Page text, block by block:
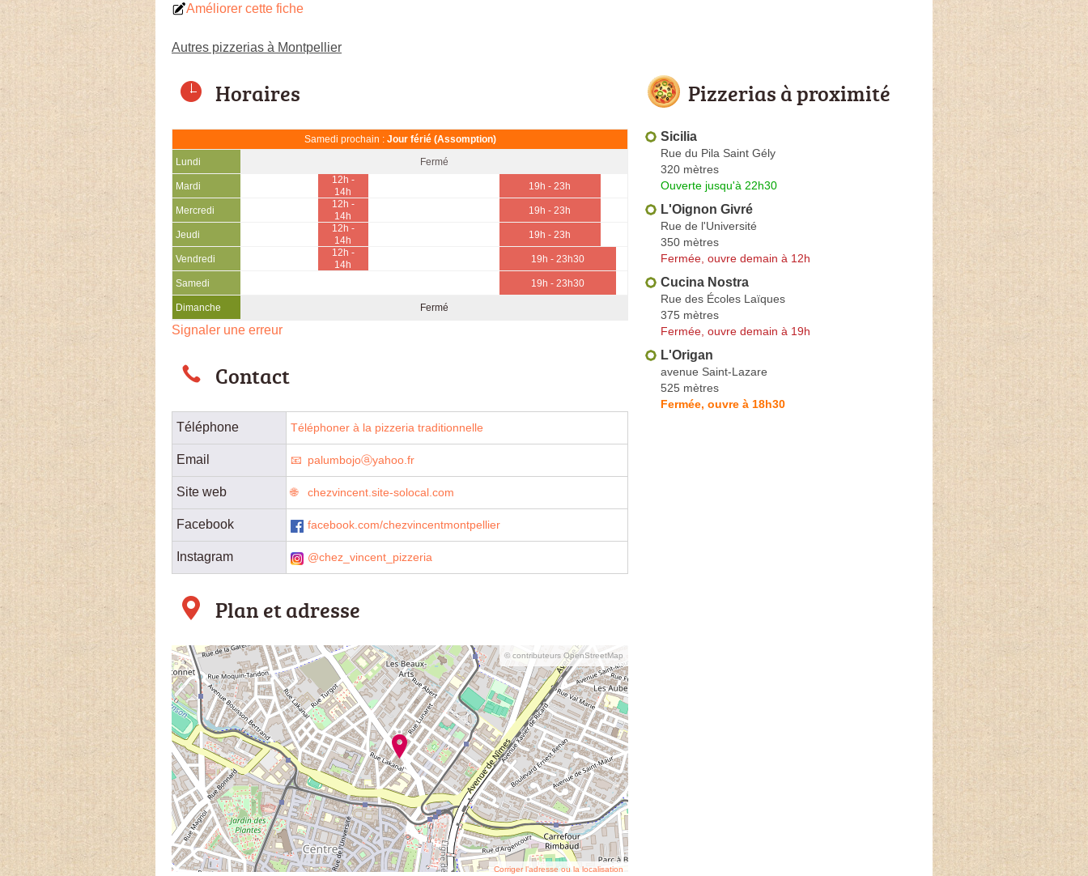
Améliorer cette fiche
Autres pizzerias à Montpellier
Horaires
Samedi prochain : Jour férié (Assomption)
Lundi Fermé
Mardi
12h -
14h
19h - 23h
Mercredi
12h -
14h
19h - 23h
Jeudi
12h -
14h
19h - 23h
Vendredi
12h -
14h
19h - 23h30
Samedi 19h - 23h30
Dimanche Fermé
Signaler une erreur
Contact
Téléphone Téléphoner à la pizzeria traditionnelle
Email palumbojoⓐyahoo.fr
Site web chezvincent.site-solocal.com
Facebook facebook.com/chezvincentmontpellier
Instagram @chez_vincent_pizzeria
Plan et adresse
© contributeurs OpenStreetMap
Corriger l’adresse ou la localisation
Pizzerias à proximité
Sicilia
Rue du Pila Saint Gély
320 mètres
Ouverte jusqu'à 22h30
L'Oignon Givré
Rue de l'Université
350 mètres
Fermée, ouvre demain à 12h
Cucina Nostra
Rue des Écoles Laïques
375 mètres
Fermée, ouvre demain à 19h
L'Origan
avenue Saint-Lazare
525 mètres
Fermée, ouvre à 18h30